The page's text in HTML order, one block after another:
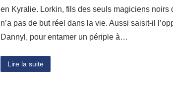
en Kyralie. Lorkin, fils des seuls magiciens
n’a pas de but réel dans la vie. Aussi saisit-il
Dannyl, pour entamer un périple à…
Lire la suite